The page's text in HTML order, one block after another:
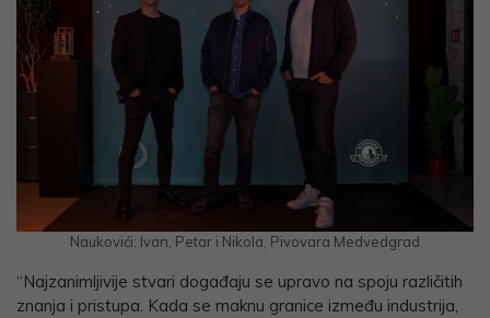
Naukovići: Ivan, Petar i Nikola, Pivovara Medvedgrad
“Najzanimljivije stvari događaju se upravo na spoju različitih
znanja i pristupa. Kada se maknu granice između industrija,